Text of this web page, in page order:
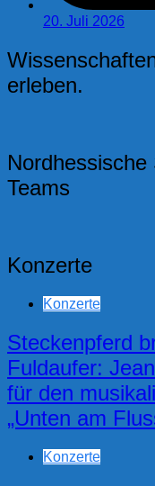
20. Juli 2026
erleben.
Teams
Konzerte
Konzerte
Steckenpferd
Fuldaufer:
für den
„Unten am
Konzerte